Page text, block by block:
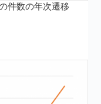
件数の年次遷移